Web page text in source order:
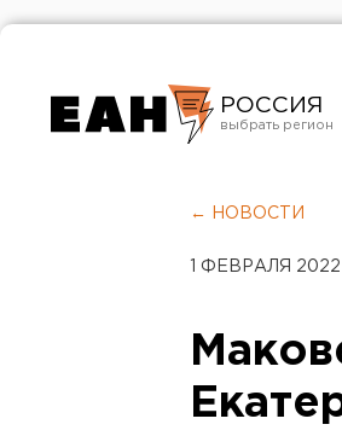
РОССИЯ
Челябинск
← НОВОСТИ
1 ФЕВРАЛЯ 2022